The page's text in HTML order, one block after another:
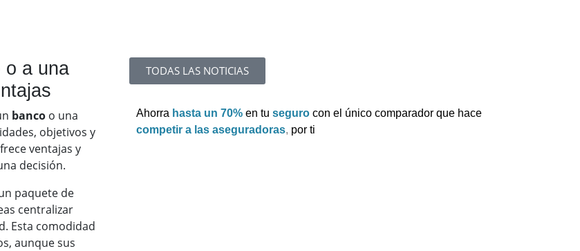
o a una
banco o una
objetivos y
ventajas y
decisión.
paquete de
centralizar
Esta comodidad
aunque sus
TODAS LAS NOTICIAS
Ahorra hasta un 70% en tu seguro con el único comparador que hace
competir a las aseguradoras, por ti